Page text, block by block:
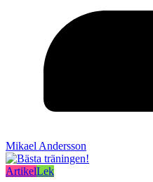
Mikael Andersson
ArtikelLek